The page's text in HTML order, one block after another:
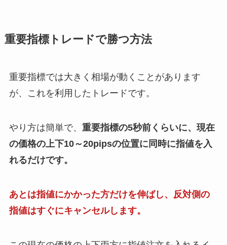
重要指標トレードで勝つ方法
重要指標では大きく相場が動くことがあります
が、これを利用したトレードです。
やり方は簡単で、 重要指標の5秒前くらいに、現在
の価格の上下10～20pipsの位置に同時に指値を入
れるだけです。
あとは指値にかかった方だけを伸ばし、反対側の
指値はすぐにキャンセルします。